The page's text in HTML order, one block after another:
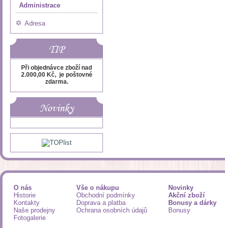
Administrace
Adresa
TIP
Při objednávce zboží nad
2.000,00 Kč, je poštovné
zdarma.
Novinky
O nás
Historie
Kontakty
Naše prodejny
Fotogalerie
Vše o nákupu
Obchodní podmínky
Doprava a platba
Ochrana osobních údajů
Novinky
Akční zboží
Bonusy a dárky
Bonusy